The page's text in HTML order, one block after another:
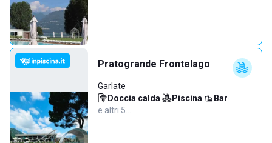
Pratogrande Frontelago
Garlate
Doccia calda· Piscina· Bar·
e altri 5…